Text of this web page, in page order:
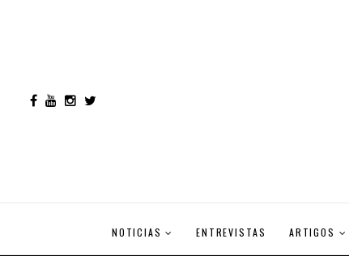
NOTICIAS ENTREVISTAS ARTIGOS